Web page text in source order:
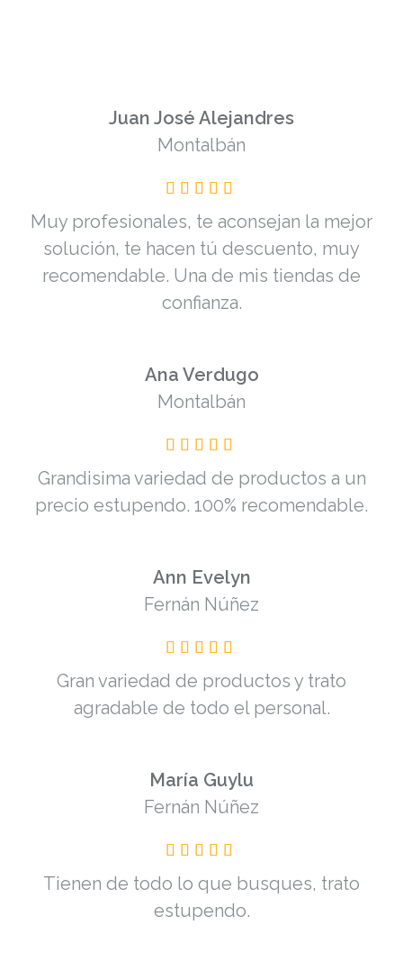
Juan José Alejandres
Montalbán
Muy profesionales, te aconsejan la mejor
solución, te hacen tú descuento, muy
recomendable. Una de mis tiendas de
confianza.
Ana Verdugo
Montalbán
Grandisima variedad de productos a un
precio estupendo. 100% recomendable.
Ann Evelyn
Fernán Núñez
Gran variedad de productos y trato
agradable de todo el personal.
María Guylu
Fernán Núñez
Tienen de todo lo que busques, trato
estupendo.